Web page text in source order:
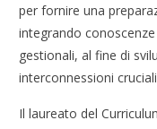
per fornire una
integrando
gestionali, al fine di
interconnessioni
Il laureato del